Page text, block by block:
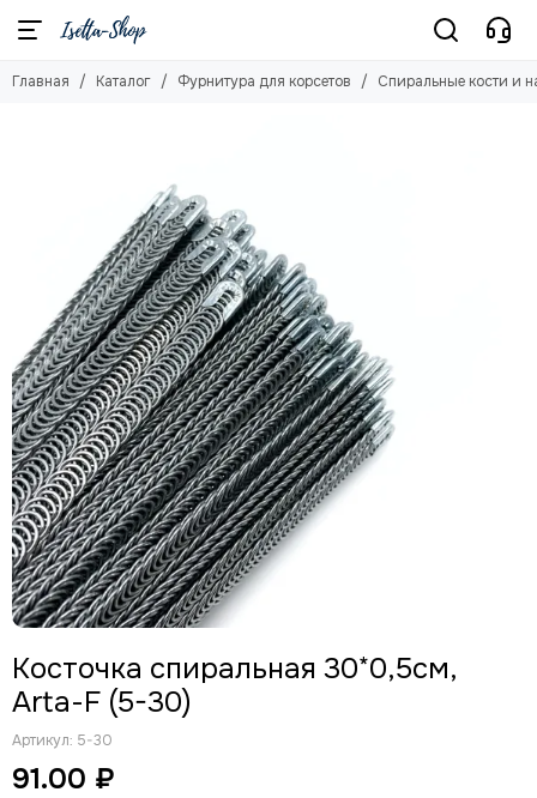
Фурнитура для корсетов
Атласные ленты двухсторонние
Репсовые ленты
Регилин
Дублерин клеевой
Главная Каталог Фурнитура для корсетов Спиральные кости и
Косточка спиральная 30*0,5см,
Arta-F (5-30)
Артикул: 5-30
91.00 ₽